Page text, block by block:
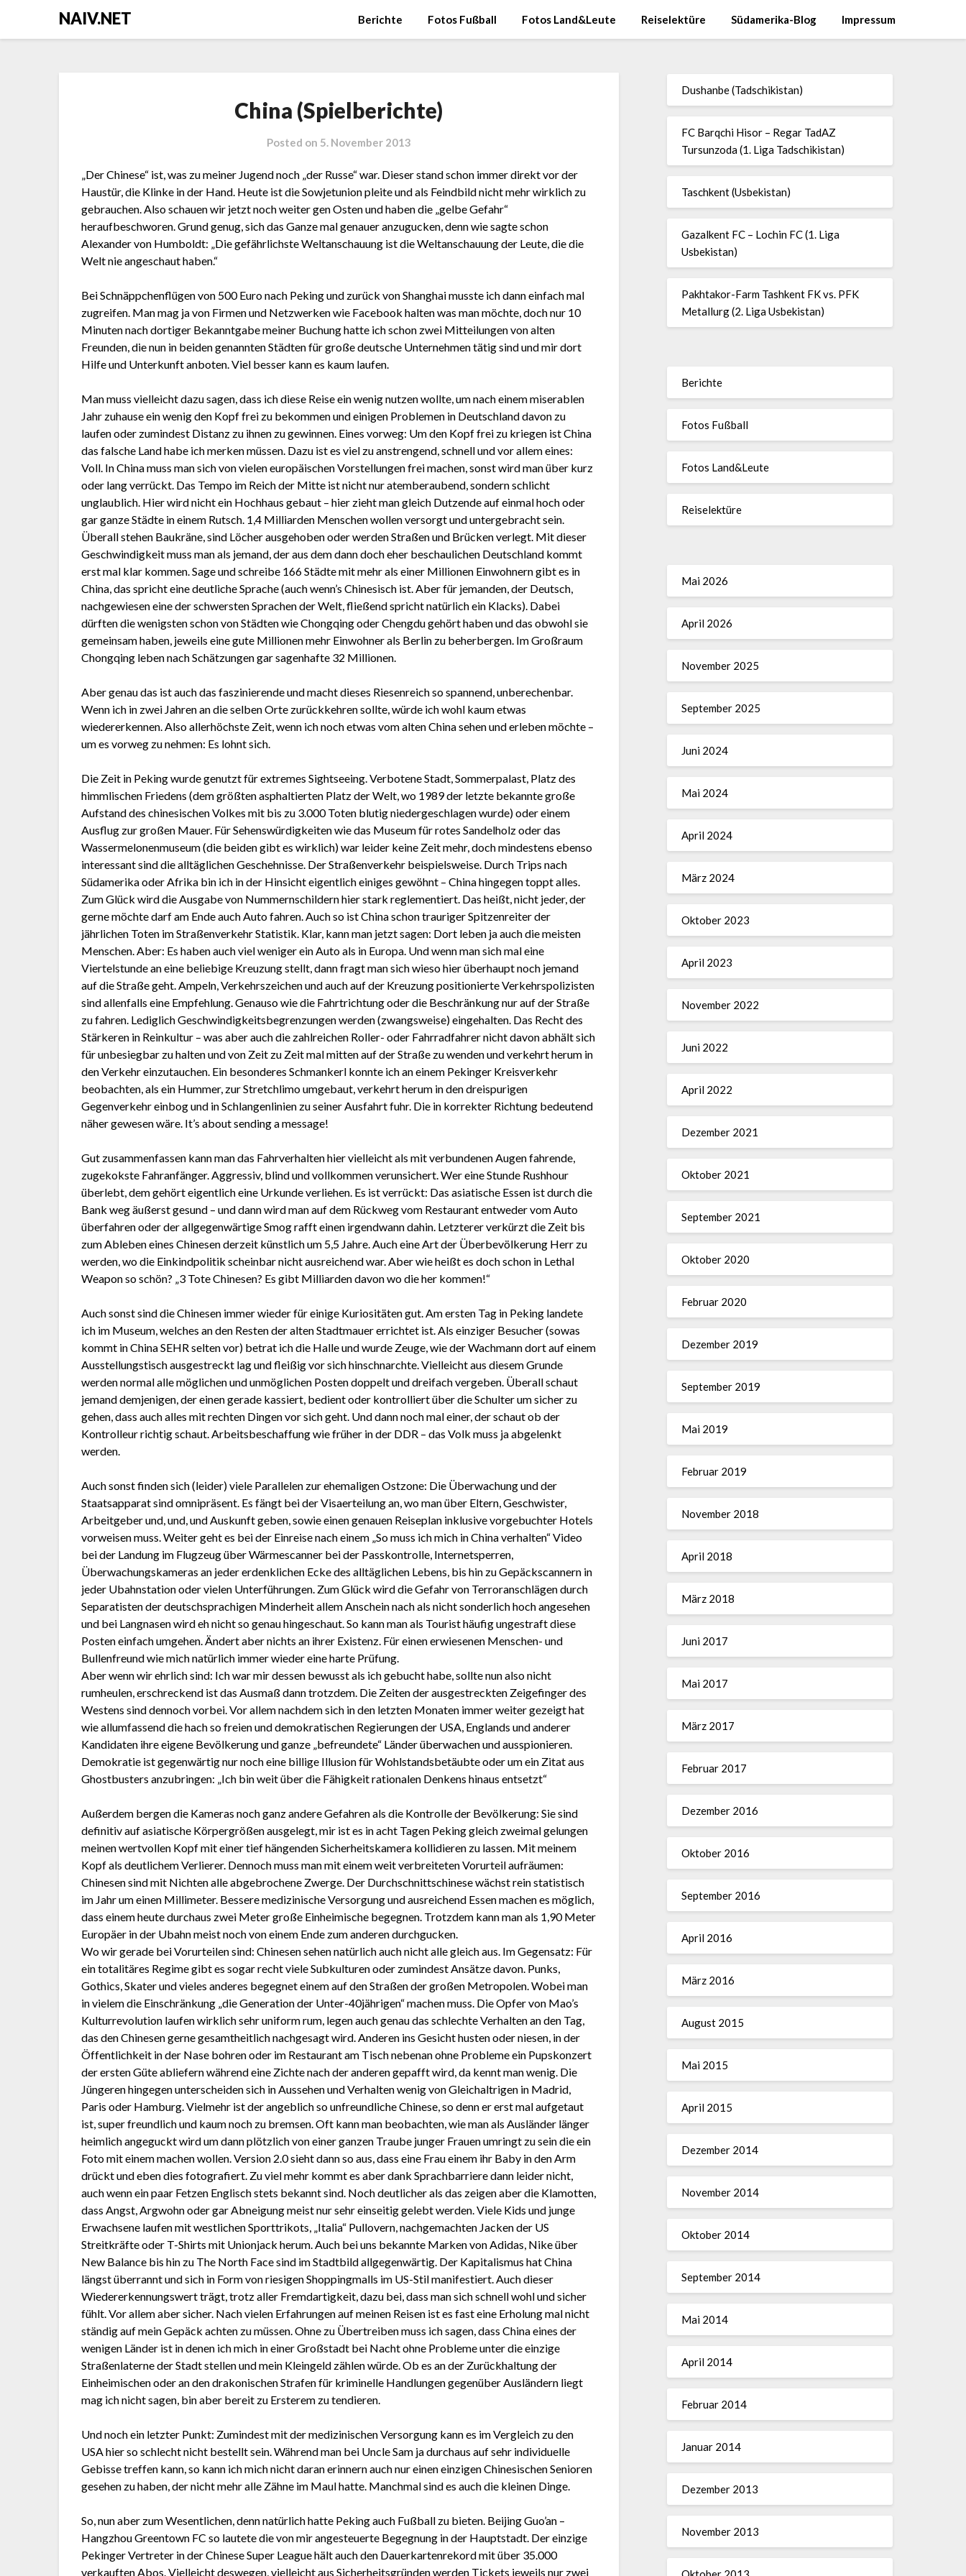
NAIV.NET Berichte Fotos Fußball Fotos Land&Leute Reiselektüre Südamerika-Blog Impressum
China (Spielberichte)
Posted on 5. November 2013
„Der Chinese“ ist, was zu meiner Jugend noch „der Russe“ war. Dieser stand schon immer direkt vor der
Haustür, die Klinke in der Hand. Heute ist die Sowjetunion pleite und als Feindbild nicht mehr wirklich zu
gebrauchen. Also schauen wir jetzt noch weiter gen Osten und haben die „gelbe Gefahr“
heraufbeschworen. Grund genug, sich das Ganze mal genauer anzugucken, denn wie sagte schon
Alexander von Humboldt: „Die gefährlichste Weltanschauung ist die Weltanschauung der Leute, die die
Welt nie angeschaut haben.“
Bei Schnäppchenflügen von 500 Euro nach Peking und zurück von Shanghai musste ich dann einfach mal
zugreifen. Man mag ja von Firmen und Netzwerken wie Facebook halten was man möchte, doch nur 10
Minuten nach dortiger Bekanntgabe meiner Buchung hatte ich schon zwei Mitteilungen von alten
Freunden, die nun in beiden genannten Städten für große deutsche Unternehmen tätig sind und mir dort
Hilfe und Unterkunft anboten. Viel besser kann es kaum laufen.
Man muss vielleicht dazu sagen, dass ich diese Reise ein wenig nutzen wollte, um nach einem miserablen
Jahr zuhause ein wenig den Kopf frei zu bekommen und einigen Problemen in Deutschland davon zu
laufen oder zumindest Distanz zu ihnen zu gewinnen. Eines vorweg: Um den Kopf frei zu kriegen ist China
das falsche Land habe ich merken müssen. Dazu ist es viel zu anstrengend, schnell und vor allem eines:
Voll. In China muss man sich von vielen europäischen Vorstellungen frei machen, sonst wird man über kurz
oder lang verrückt. Das Tempo im Reich der Mitte ist nicht nur atemberaubend, sondern schlicht
unglaublich. Hier wird nicht ein Hochhaus gebaut – hier zieht man gleich Dutzende auf einmal hoch oder
gar ganze Städte in einem Rutsch. 1,4 Milliarden Menschen wollen versorgt und untergebracht sein.
Überall stehen Baukräne, sind Löcher ausgehoben oder werden Straßen und Brücken verlegt. Mit dieser
Geschwindigkeit muss man als jemand, der aus dem dann doch eher beschaulichen Deutschland kommt
erst mal klar kommen. Sage und schreibe 166 Städte mit mehr als einer Millionen Einwohnern gibt es in
China, das spricht eine deutliche Sprache (auch wenn’s Chinesisch ist. Aber für jemanden, der Deutsch,
nachgewiesen eine der schwersten Sprachen der Welt, fließend spricht natürlich ein Klacks). Dabei
dürften die wenigsten schon von Städten wie Chongqing oder Chengdu gehört haben und das obwohl sie
gemeinsam haben, jeweils eine gute Millionen mehr Einwohner als Berlin zu beherbergen. Im Großraum
Chongqing leben nach Schätzungen gar sagenhafte 32 Millionen.
Aber genau das ist auch das faszinierende und macht dieses Riesenreich so spannend, unberechenbar.
Wenn ich in zwei Jahren an die selben Orte zurückkehren sollte, würde ich wohl kaum etwas
wiedererkennen. Also allerhöchste Zeit, wenn ich noch etwas vom alten China sehen und erleben möchte –
um es vorweg zu nehmen: Es lohnt sich.
Die Zeit in Peking wurde genutzt für extremes Sightseeing. Verbotene Stadt, Sommerpalast, Platz des
himmlischen Friedens (dem größten asphaltierten Platz der Welt, wo 1989 der letzte bekannte große
Aufstand des chinesischen Volkes mit bis zu 3.000 Toten blutig niedergeschlagen wurde) oder einem
Ausflug zur großen Mauer. Für Sehenswürdigkeiten wie das Museum für rotes Sandelholz oder das
Wassermelonenmuseum (die beiden gibt es wirklich) war leider keine Zeit mehr, doch mindestens ebenso
interessant sind die alltäglichen Geschehnisse. Der Straßenverkehr beispielsweise. Durch Trips nach
Südamerika oder Afrika bin ich in der Hinsicht eigentlich einiges gewöhnt – China hingegen toppt alles.
Zum Glück wird die Ausgabe von Nummernschildern hier stark reglementiert. Das heißt, nicht jeder, der
gerne möchte darf am Ende auch Auto fahren. Auch so ist China schon trauriger Spitzenreiter der
jährlichen Toten im Straßenverkehr Statistik. Klar, kann man jetzt sagen: Dort leben ja auch die meisten
Menschen. Aber: Es haben auch viel weniger ein Auto als in Europa. Und wenn man sich mal eine
Viertelstunde an eine beliebige Kreuzung stellt, dann fragt man sich wieso hier überhaupt noch jemand
auf die Straße geht. Ampeln, Verkehrszeichen und auch auf der Kreuzung positionierte Verkehrspolizisten
sind allenfalls eine Empfehlung. Genauso wie die Fahrtrichtung oder die Beschränkung nur auf der Straße
zu fahren. Lediglich Geschwindigkeitsbegrenzungen werden (zwangsweise) eingehalten. Das Recht des
Stärkeren in Reinkultur – was aber auch die zahlreichen Roller- oder Fahrradfahrer nicht davon abhält sich
für unbesiegbar zu halten und von Zeit zu Zeit mal mitten auf der Straße zu wenden und verkehrt herum in
den Verkehr einzutauchen. Ein besonderes Schmankerl konnte ich an einem Pekinger Kreisverkehr
beobachten, als ein Hummer, zur Stretchlimo umgebaut, verkehrt herum in den dreispurigen
Gegenverkehr einbog und in Schlangenlinien zu seiner Ausfahrt fuhr. Die in korrekter Richtung bedeutend
näher gewesen wäre. It’s about sending a message!
Gut zusammenfassen kann man das Fahrverhalten hier vielleicht als mit verbundenen Augen fahrende,
zugekokste Fahranfänger. Aggressiv, blind und vollkommen verunsichert. Wer eine Stunde Rushhour
überlebt, dem gehört eigentlich eine Urkunde verliehen. Es ist verrückt: Das asiatische Essen ist durch die
Bank weg äußerst gesund – und dann wird man auf dem Rückweg vom Restaurant entweder vom Auto
überfahren oder der allgegenwärtige Smog rafft einen irgendwann dahin. Letzterer verkürzt die Zeit bis
zum Ableben eines Chinesen derzeit künstlich um 5,5 Jahre. Auch eine Art der Überbevölkerung Herr zu
werden, wo die Einkindpolitik scheinbar nicht ausreichend war. Aber wie heißt es doch schon in Lethal
Weapon so schön? „3 Tote Chinesen? Es gibt Milliarden davon wo die her kommen!“
Auch sonst sind die Chinesen immer wieder für einige Kuriositäten gut. Am ersten Tag in Peking landete
ich im Museum, welches an den Resten der alten Stadtmauer errichtet ist. Als einziger Besucher (sowas
kommt in China SEHR selten vor) betrat ich die Halle und wurde Zeuge, wie der Wachmann dort auf einem
Ausstellungstisch ausgestreckt lag und fleißig vor sich hinschnarchte. Vielleicht aus diesem Grunde
werden normal alle möglichen und unmöglichen Posten doppelt und dreifach vergeben. Überall schaut
jemand demjenigen, der einen gerade kassiert, bedient oder kontrolliert über die Schulter um sicher zu
gehen, dass auch alles mit rechten Dingen vor sich geht. Und dann noch mal einer, der schaut ob der
Kontrolleur richtig schaut. Arbeitsbeschaffung wie früher in der DDR – das Volk muss ja abgelenkt
werden.
Auch sonst finden sich (leider) viele Parallelen zur ehemaligen Ostzone: Die Überwachung und der
Staatsapparat sind omnipräsent. Es fängt bei der Visaerteilung an, wo man über Eltern, Geschwister,
Arbeitgeber und, und, und Auskunft geben, sowie einen genauen Reiseplan inklusive vorgebuchter Hotels
vorweisen muss. Weiter geht es bei der Einreise nach einem „So muss ich mich in China verhalten“ Video
bei der Landung im Flugzeug über Wärmescanner bei der Passkontrolle, Internetsperren,
Überwachungskameras an jeder erdenklichen Ecke des alltäglichen Lebens, bis hin zu Gepäckscannern in
jeder Ubahnstation oder vielen Unterführungen. Zum Glück wird die Gefahr von Terroranschlägen durch
Separatisten der deutschsprachigen Minderheit allem Anschein nach als nicht sonderlich hoch angesehen
und bei Langnasen wird eh nicht so genau hingeschaut. So kann man als Tourist häufig ungestraft diese
Posten einfach umgehen. Ändert aber nichts an ihrer Existenz. Für einen erwiesenen Menschen- und
Bullenfreund wie mich natürlich immer wieder eine harte Prüfung.
Aber wenn wir ehrlich sind: Ich war mir dessen bewusst als ich gebucht habe, sollte nun also nicht
rumheulen, erschreckend ist das Ausmaß dann trotzdem. Die Zeiten der ausgestreckten Zeigefinger des
Westens sind dennoch vorbei. Vor allem nachdem sich in den letzten Monaten immer weiter gezeigt hat
wie allumfassend die hach so freien und demokratischen Regierungen der USA, Englands und anderer
Kandidaten ihre eigene Bevölkerung und ganze „befreundete“ Länder überwachen und ausspionieren.
Demokratie ist gegenwärtig nur noch eine billige Illusion für Wohlstandsbetäubte oder um ein Zitat aus
Ghostbusters anzubringen: „Ich bin weit über die Fähigkeit rationalen Denkens hinaus entsetzt“
Außerdem bergen die Kameras noch ganz andere Gefahren als die Kontrolle der Bevölkerung: Sie sind
definitiv auf asiatische Körpergrößen ausgelegt, mir ist es in acht Tagen Peking gleich zweimal gelungen
meinen wertvollen Kopf mit einer tief hängenden Sicherheitskamera kollidieren zu lassen. Mit meinem
Kopf als deutlichem Verlierer. Dennoch muss man mit einem weit verbreiteten Vorurteil aufräumen:
Chinesen sind mit Nichten alle abgebrochene Zwerge. Der Durchschnittschinese wächst rein statistisch
im Jahr um einen Millimeter. Bessere medizinische Versorgung und ausreichend Essen machen es möglich,
dass einem heute durchaus zwei Meter große Einheimische begegnen. Trotzdem kann man als 1,90 Meter
Europäer in der Ubahn meist noch von einem Ende zum anderen durchgucken.
Wo wir gerade bei Vorurteilen sind: Chinesen sehen natürlich auch nicht alle gleich aus. Im Gegensatz: Für
ein totalitäres Regime gibt es sogar recht viele Subkulturen oder zumindest Ansätze davon. Punks,
Gothics, Skater und vieles anderes begegnet einem auf den Straßen der großen Metropolen. Wobei man
in vielem die Einschränkung „die Generation der Unter-40jährigen“ machen muss. Die Opfer von Mao’s
Kulturrevolution laufen wirklich sehr uniform rum, legen auch genau das schlechte Verhalten an den Tag,
das den Chinesen gerne gesamtheitlich nachgesagt wird. Anderen ins Gesicht husten oder niesen, in der
Öffentlichkeit in der Nase bohren oder im Restaurant am Tisch nebenan ohne Probleme ein Pupskonzert
der ersten Güte abliefern während eine Zichte nach der anderen gepafft wird, da kennt man wenig. Die
Jüngeren hingegen unterscheiden sich in Aussehen und Verhalten wenig von Gleichaltrigen in Madrid,
Paris oder Hamburg. Vielmehr ist der angeblich so unfreundliche Chinese, so denn er erst mal aufgetaut
ist, super freundlich und kaum noch zu bremsen. Oft kann man beobachten, wie man als Ausländer länger
heimlich angeguckt wird um dann plötzlich von einer ganzen Traube junger Frauen umringt zu sein die ein
Foto mit einem machen wollen. Version 2.0 sieht dann so aus, dass eine Frau einem ihr Baby in den Arm
drückt und eben dies fotografiert. Zu viel mehr kommt es aber dank Sprachbarriere dann leider nicht,
auch wenn ein paar Fetzen Englisch stets bekannt sind. Noch deutlicher als das zeigen aber die Klamotten,
dass Angst, Argwohn oder gar Abneigung meist nur sehr einseitig gelebt werden. Viele Kids und junge
Erwachsene laufen mit westlichen Sporttrikots, „Italia“ Pullovern, nachgemachten Jacken der US
Streitkräfte oder T-Shirts mit Unionjack herum. Auch bei uns bekannte Marken von Adidas, Nike über
New Balance bis hin zu The North Face sind im Stadtbild allgegenwärtig. Der Kapitalismus hat China
längst überrannt und sich in Form von riesigen Shoppingmalls im US-Stil manifestiert. Auch dieser
Wiedererkennungswert trägt, trotz aller Fremdartigkeit, dazu bei, dass man sich schnell wohl und sicher
fühlt. Vor allem aber sicher. Nach vielen Erfahrungen auf meinen Reisen ist es fast eine Erholung mal nicht
ständig auf mein Gepäck achten zu müssen. Ohne zu Übertreiben muss ich sagen, dass China eines der
wenigen Länder ist in denen ich mich in einer Großstadt bei Nacht ohne Probleme unter die einzige
Straßenlaterne der Stadt stellen und mein Kleingeld zählen würde. Ob es an der Zurückhaltung der
Einheimischen oder an den drakonischen Strafen für kriminelle Handlungen gegenüber Ausländern liegt
mag ich nicht sagen, bin aber bereit zu Ersterem zu tendieren.
Und noch ein letzter Punkt: Zumindest mit der medizinischen Versorgung kann es im Vergleich zu den
USA hier so schlecht nicht bestellt sein. Während man bei Uncle Sam ja durchaus auf sehr individuelle
Gebisse treffen kann, so kann ich mich nicht daran erinnern auch nur einen einzigen Chinesischen Senioren
gesehen zu haben, der nicht mehr alle Zähne im Maul hatte. Manchmal sind es auch die kleinen Dinge.
So, nun aber zum Wesentlichen, denn natürlich hatte Peking auch Fußball zu bieten. Beijing Guo’an –
Hangzhou Greentown FC so lautete die von mir angesteuerte Begegnung in der Hauptstadt. Der einzige
Pekinger Vertreter in der Chinese Super League hält auch den Dauerkartenrekord mit über 35.000
verkauften Abos. Vielleicht deswegen, vielleicht aus Sicherheitsgründen werden Tickets jeweils nur zwei
Dushanbe (Tadschikistan)
FC Barqchi Hisor – Regar TadAZ
Tursunzoda (1. Liga Tadschikistan)
Taschkent (Usbekistan)
Gazalkent FC – Lochin FC (1. Liga
Usbekistan)
Pakhtakor-Farm Tashkent FK vs. PFK
Metallurg (2. Liga Usbekistan)
Berichte
Fotos Fußball
Fotos Land&Leute
Reiselektüre
Mai 2026
April 2026
November 2025
September 2025
Juni 2024
Mai 2024
April 2024
März 2024
Oktober 2023
April 2023
November 2022
Juni 2022
April 2022
Dezember 2021
Oktober 2021
September 2021
Oktober 2020
Februar 2020
Dezember 2019
September 2019
Mai 2019
Februar 2019
November 2018
April 2018
März 2018
Juni 2017
Mai 2017
März 2017
Februar 2017
Dezember 2016
Oktober 2016
September 2016
April 2016
März 2016
August 2015
Mai 2015
April 2015
Dezember 2014
November 2014
Oktober 2014
September 2014
Mai 2014
April 2014
Februar 2014
Januar 2014
Dezember 2013
November 2013